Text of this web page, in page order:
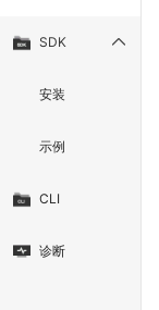
SDK
安装
示例
CLI
诊断